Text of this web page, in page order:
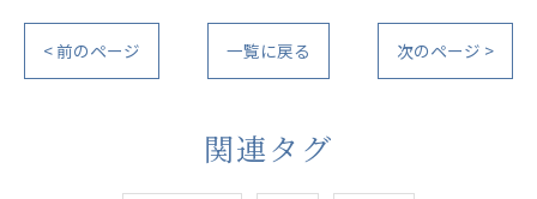
< 前のページ 一覧に戻る 次のページ >
関連タグ